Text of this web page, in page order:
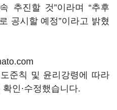
추진할 것”이라며 “추후
공시할 예정”이라고 밝혔
준칙 및 윤리강령에 따라
인·수정했습니다.